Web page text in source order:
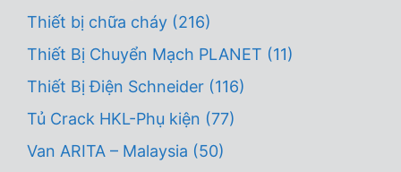
Thiết bị chữa cháy (216)
Thiết Bị Chuyển Mạch PLANET (11)
Thiết Bị Điện Schneider (116)
Tủ Crack HKL-Phụ kiện (77)
Van ARITA – Malaysia (50)